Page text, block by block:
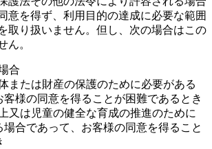
意を得ず、利用目的の達成に必要な範囲
取り扱いません。但し、次の場合はこの
ん。
合
または財産の保護のために必要がある
様の同意を得ることが困難であるとき
又は児童の健全な育成の推進のために
場合であって、お客様の同意を得ること